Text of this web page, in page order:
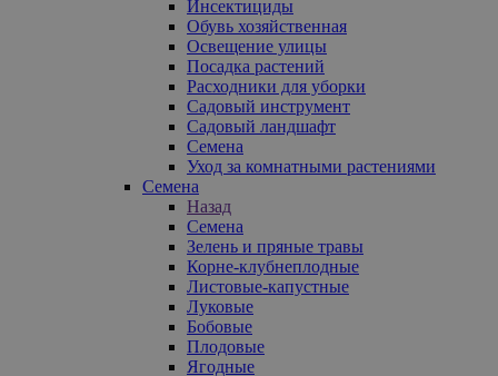
Инсектициды
Обувь хозяйственная
Освещение улицы
Посадка растений
Расходники для уборки
Садовый инструмент
Садовый ландшафт
Семена
Уход за комнатными растениями
Семена
Назад
Семена
Зелень и пряные травы
Корне-клубнеплодные
Листовые-капустные
Луковые
Бобовые
Плодовые
Ягодные